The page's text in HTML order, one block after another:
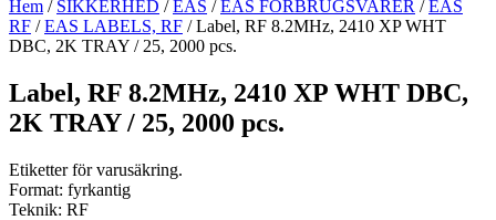
Hem / SIKKERHED /EAS /EAS FORBRUGSVARER /EAS
RF /EAS LABELS, RF / Label, RF 8.2MHz, 2410 XP WHT
DBC, 2K TRAY / 25, 2000 pcs.
Label, RF 8.2MHz, 2410 XP WHT DBC,
2K TRAY / 25, 2000 pcs.
Etiketter för varusäkring.
Format: fyrkantig
Teknik: RF